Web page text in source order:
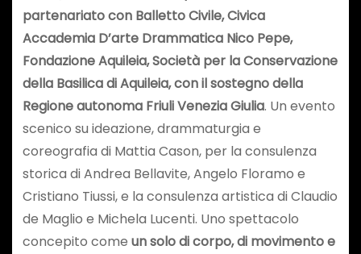
partenariato con Balletto Civile, Civica
Accademia D’arte Drammatica Nico Pepe,
Fondazione Aquileia, Società per la Conservazione
della Basilica di Aquileia, con il sostegno della
Regione autonoma Friuli Venezia Giulia. Un evento
scenico su ideazione, drammaturgia e
coreografia di Mattia Cason, per la consulenza
storica di Andrea Bellavite, Angelo Floramo e
Cristiano Tiussi, e la consulenza artistica di Claudio
de Maglio e Michela Lucenti. Uno spettacolo
concepito come unsolo di corpo, di movimento e